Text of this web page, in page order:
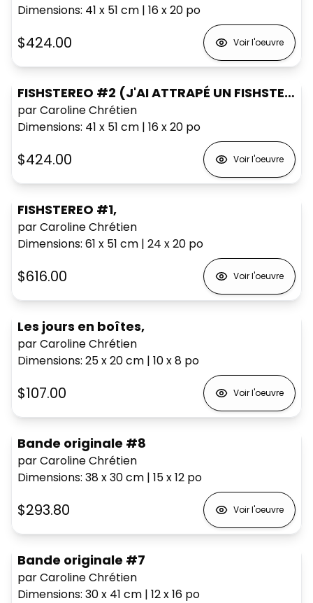
Dimensions: 41 x 51 cm | 16 x 20 po
$424.00 Voir l'oeuvre
FISHSTEREO #2 (J'AI ATTRAPÉ UN FISHSTEREO),
par Caroline Chrétien
Dimensions: 41 x 51 cm | 16 x 20 po
$424.00 Voir l'oeuvre
FISHSTEREO #1,
par Caroline Chrétien
Dimensions: 61 x 51 cm | 24 x 20 po
$616.00 Voir l'oeuvre
Les jours en boîtes,
par Caroline Chrétien
Dimensions: 25 x 20cm | 10 x 8 po
$107.00 Voir l'oeuvre
Bande originale #8
par Caroline Chrétien
Dimensions: 38 x 30cm | 15 x 12 po
$293.80 Voir l'oeuvre
Bande originale #7
par Caroline Chrétien
Dimensions: 30 x 41 cm | 12 x 16 po